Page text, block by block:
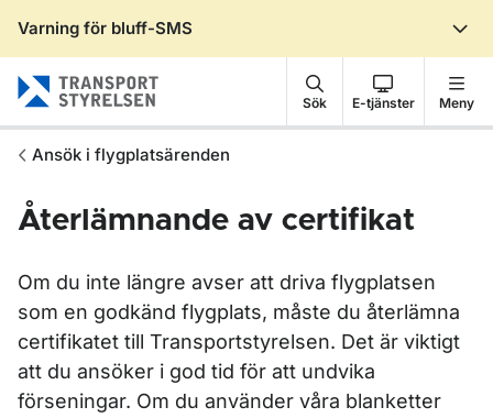
Varning för bluff-SMS
Sök E-tjänster Meny
Ansök i flygplatsärenden
Återlämnande av certifikat
Om du inte längre avser att driva flygplatsen
som en godkänd flygplats, måste du återlämna
certifikatet till Transportstyrelsen. Det är viktigt
att du ansöker i god tid för att undvika
förseningar. Om du använder våra blanketter